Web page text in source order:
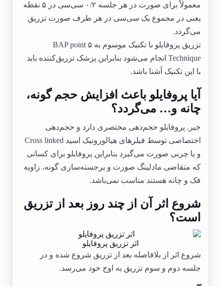
معمولاً برای صورت در هر جلسه ۰/۲ سی‌سی در ۵ نقطه
یعنی در مجموع یک سی‌سی در هر طرف صورت تزریق
می‌گردد.
تزریق پروفایلو با تکنیک موسوم به ۵ BAP point
Technique انجام می‌شود بنابراین پزشک تزریق‌کننده باید
با این تکنیک آشنا باشد.
آیا پروفایلو باعث افزایش حجم گونه،
چانه و… می‌گردد؟
خیر. پروفایلو حجم‌دهی مختصری دارد و حجم‌دهی
اختصاصی توسط فیلرهای هیالورونیک اسید Cross linked
و یا چربی صورت می‌گیرد بنابراین پروفایلو برای کسانی
که متقاضی مادلینگ صورت و برجسته‌سازی گونه، زاویه
فک و چانه هستند مناسب نمی‌باشد.
شروع اثر آن از چند روز بعد از تزریق
است؟
اثر تزریق پروفایلو
شروع اثر از بلافاصله بعد از تزریق شروع شده و در
جلسه دوم و سوم تزریق به اوج خود می‌رسد.